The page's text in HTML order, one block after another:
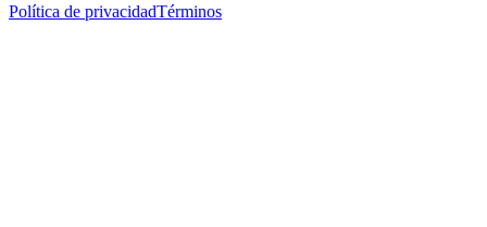
Política de privacidadTérminos